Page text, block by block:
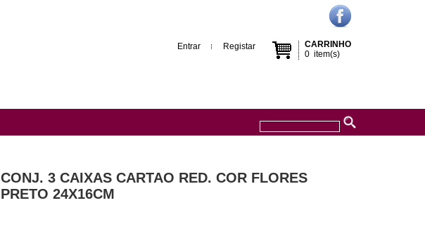
CARRINHO
0 item(s)
Entrar Registar
CONJ. 3 CAIXAS CARTAO RED. COR FLORES
PRETO 24X16CM